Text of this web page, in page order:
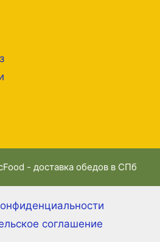
- доставка обедов в СПб
соглашение